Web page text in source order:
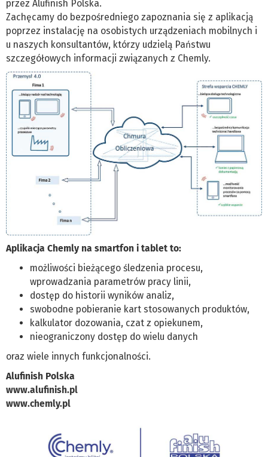
przez Alufinish Polska.
Zachęcamy do bezpośredniego zapoznania się z aplikacją
poprzez instalację na osobistych urządzeniach mobilnych i
u naszych konsultantów, którzy udzielą Państwu
szczegółowych informacji związanych z Chemly.
Aplikacja Chemly na smartfon i tablet to:
możliwości bieżącego śledzenia procesu,
wprowadzania parametrów pracy linii,
dostęp do historii wyników analiz,
swobodne pobieranie kart stosowanych produktów,
kalkulator dozowania, czat z opiekunem,
nieograniczony dostęp do wielu danych
oraz wiele innych funkcjonalności.
Alufinish Polska
www.alufinish.pl
www.chemly.pl